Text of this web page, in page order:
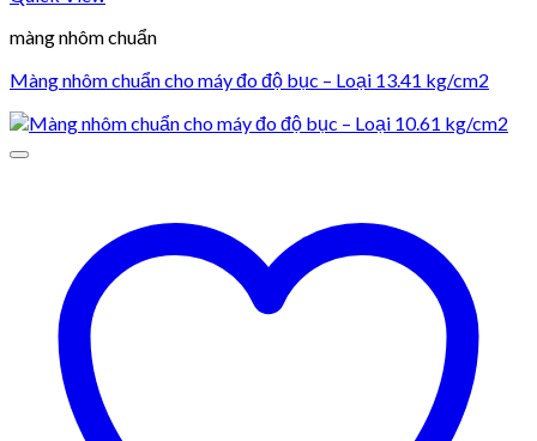
màng nhôm chuẩn
Màng nhôm chuẩn cho máy đo độ bục – Loại 13.41 kg/cm2